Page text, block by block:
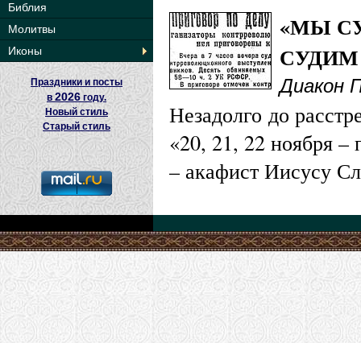
Библия
Молитвы
Иконы
Праздники и посты
в2026 году.
Новый стиль
Старый стиль
«МЫ
СУДИМ
Диакон
Незадолго до
«20, 21, 22 ноября –
– акафист Иисусу